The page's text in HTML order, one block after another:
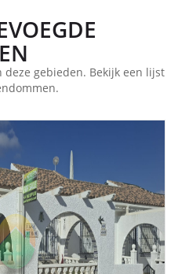
gebieden. Bekijk een lijst